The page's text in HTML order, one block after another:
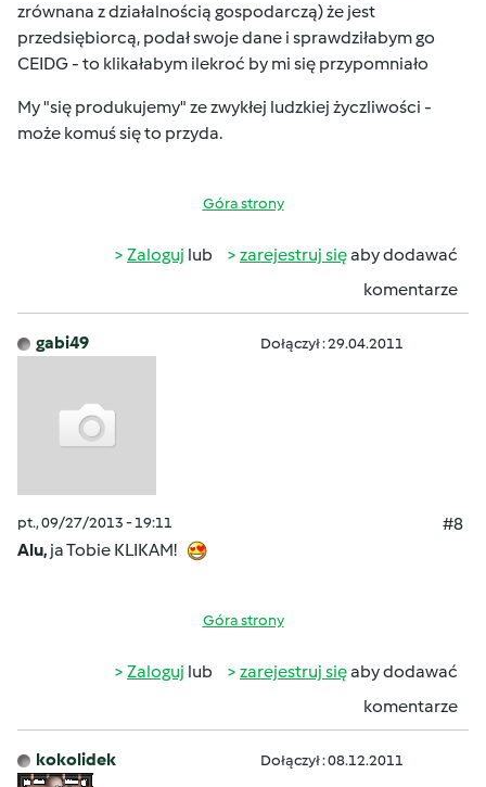
zrównana z działalnością gospodarczą) że jest
przedsiębiorcą, podał swoje dane i sprawdziłabym go
CEIDG - to klikałabym ilekroć by mi się przypomniało
My "się produkujemy" ze zwykłej ludzkiej życzliwości -
może komuś się to przyda.
Góra strony
Zaloguj lub zarejestruj sięaby dodawać
komentarze
gabi49 Dołączył : 29.04.2011
pt., 09/27/2013 - 19:11
#8
Alu, ja Tobie KLIKAM!
Góra strony
Zaloguj lub zarejestruj sięaby dodawać
komentarze
kokolidek Dołączył : 08.12.2011